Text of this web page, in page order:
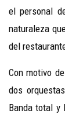
el personal
naturaleza
del
Con motivo
dos
Banda total y